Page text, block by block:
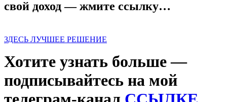
свой доход — жмите ссылку…
ЗДЕСЬ ЛУЧШЕЕ РЕШЕНИЕ
Хотите узнать больше —
подписывайтесь на мой